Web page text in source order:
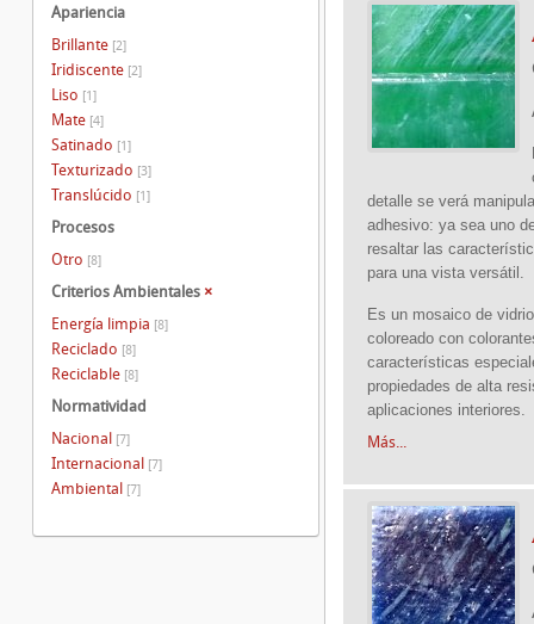
detalle se verá
adhesivo: ya sea uno
resaltar las
para una vista versátil.
Es un mosaico de
coloreado con
características
propiedades de alta
aplicaciones interiores.
Más...
Apariencia
Brillante [2]
Iridiscente [2]
Liso [1]
Mate [4]
Satinado [1]
Texturizado [3]
Translúcido [1]
Procesos
Otro [8]
Criterios Ambientales ×
Energía limpia [8]
Reciclado [8]
Reciclable [8]
Normatividad
Nacional [7]
Internacional [7]
Ambiental [7]